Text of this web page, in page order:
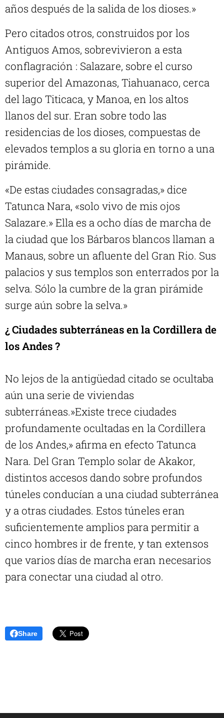
años después de la salida de los dioses.»
Pero citados otros, construidos por los
Antiguos Amos, sobrevivieron a esta
conflagración : Salazare, sobre el curso
superior del Amazonas, Tiahuanaco, cerca
del lago Titicaca, y Manoa, en los altos
llanos del sur. Eran sobre todo las
residencias de los dioses, compuestas de
elevados templos a su gloria en torno a una
pirámide.
«De estas ciudades consagradas,» dice
Tatunca Nara, «solo vivo de mis ojos
Salazare.» Ella es a ocho días de marcha de
la ciudad que los Bárbaros blancos llaman a
Manaus, sobre un afluente del Gran Rio. Sus
palacios y sus templos son enterrados por la
selva. Sólo la cumbre de la gran pirámide
surge aún sobre la selva.»
¿ Ciudades subterráneas en la Cordillera de
los Andes ?
No lejos de la antigüedad citado se ocultaba
aún una serie de viviendas
subterráneas.»Existe trece ciudades
profundamente ocultadas en la Cordillera
de los Andes,» afirma en efecto Tatunca
Nara. Del Gran Templo solar de Akakor,
distintos accesos dando sobre profundos
túneles conducían a una ciudad subterránea
y a otras ciudades. Estos túneles eran
suficientemente amplios para permitir a
cinco hombres ir de frente, y tan extensos
que varios días de marcha eran necesarios
para conectar una ciudad al otro.
Share